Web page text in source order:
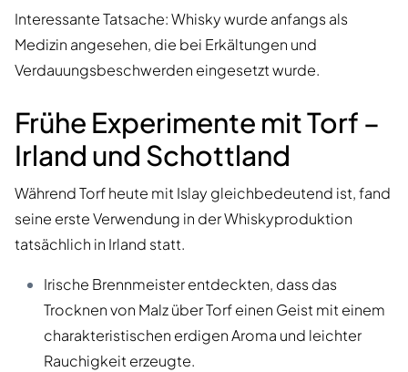
Interessante Tatsache: Whisky wurde anfangs als
Medizin angesehen, die bei Erkältungen und
Verdauungsbeschwerden eingesetzt wurde.
Frühe Experimente mit Torf –
Irland und Schottland
Während Torf heute mit Islay gleichbedeutend ist, fand
seine erste Verwendung in der Whiskyproduktion
tatsächlich in Irland statt.
Irische Brennmeister entdeckten, dass das
Trocknen von Malz über Torf einen Geist mit einem
charakteristischen erdigen Aroma und leichter
Rauchigkeit erzeugte.